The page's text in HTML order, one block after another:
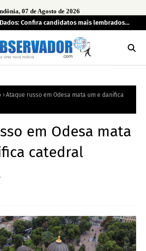
07 de Agosto de 2026
Confira candidatos mais lembrados
Rondônia para deputado estadual
Ataque russo em Odesa mata um e danifica
em Odesa mata
catedral